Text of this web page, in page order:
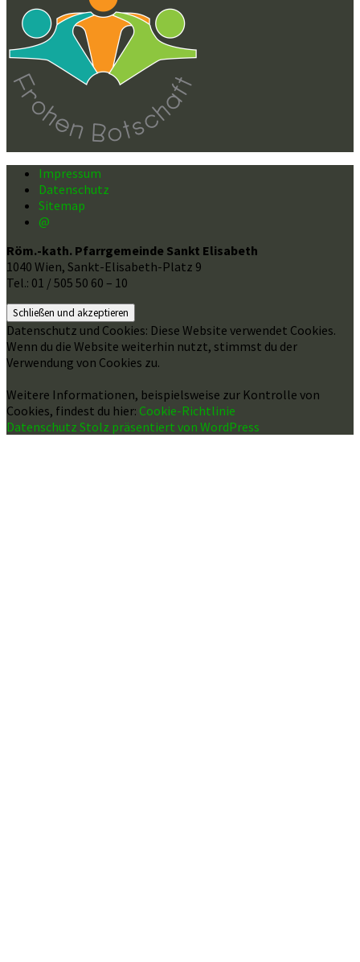
Impressum
Datenschutz
Sitemap
@
Röm.-kath. Pfarrgemeinde Sankt Elisabeth
1040 Wien, Sankt-Elisabeth-Platz 9
Tel.: 01 / 505 50 60 – 10
Datenschutz und Cookies: Diese Website verwendet Cookies.
Wenn du die Website weiterhin nutzt, stimmst du der
Verwendung von Cookies zu.
Weitere Informationen, beispielsweise zur Kontrolle von
Cookies, findest du hier: Cookie-Richtlinie
Datenschutz Stolz präsentiert von WordPress